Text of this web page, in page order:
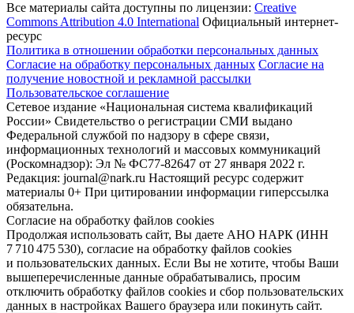
Все материалы сайта доступны по лицензии: Creative
Commons Attribution 4.0 International Официальный интернет-
ресурс
Политика в отношении обработки персональных данных
Согласие на обработку персональных данных Согласие на
получение новостной и рекламной рассылки
Пользовательское соглашение
Сетевое издание «Национальная система квалификаций
России» Свидетельство о регистрации СМИ выдано
Федеральной службой по надзору в сфере связи,
информационных технологий и массовых коммуникаций
(Роскомнадзор): Эл № ФС77-82647 от 27 января 2022 г.
Редакция: journal@nark.ru Настоящий ресурс содержит
материалы 0+ При цитировании информации гиперссылка
обязательна.
Согласие на обработку файлов cookies
Продолжая использовать сайт, Вы даете АНО НАРК (ИНН
7 710 475 530), согласие на обработку файлов cookies
и пользовательских данных. Если Вы не хотите, чтобы Ваши
вышеперечисленные данные обрабатывались, просим
отключить обработку файлов cookies и сбор пользовательских
данных в настройках Вашего браузера или покинуть сайт.